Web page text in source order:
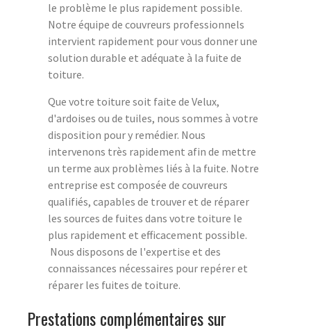
le problème le plus rapidement possible.
Notre équipe de couvreurs professionnels
intervient rapidement pour vous donner une
solution durable et adéquate à la fuite de
toiture.
Que votre toiture soit faite de Velux,
d'ardoises ou de tuiles, nous sommes à votre
disposition pour y remédier. Nous
intervenons très rapidement afin de mettre
un terme aux problèmes liés à la fuite. Notre
entreprise est composée de couvreurs
qualifiés, capables de trouver et de réparer
les sources de fuites dans votre toiture le
plus rapidement et efficacement possible.
Nous disposons de l'expertise et des
connaissances nécessaires pour repérer et
réparer les fuites de toiture.
Prestations complémentaires sur